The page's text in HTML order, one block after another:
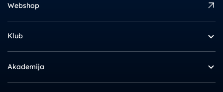
Webshop
Klub
Akademija